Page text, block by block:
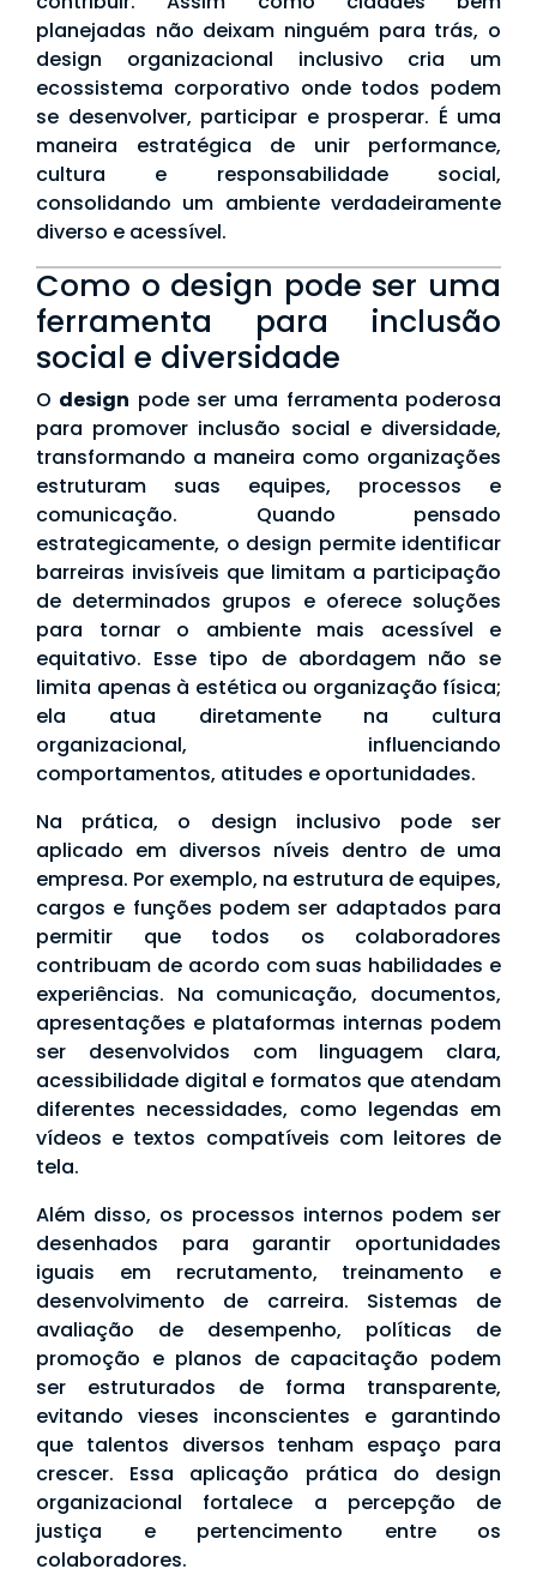
planejadas não deixam ninguém para trás, o
design organizacional inclusivo cria um
ecossistema corporativo onde todos podem
se desenvolver, participar e prosperar. É uma
maneira estratégica de unir performance,
cultura e responsabilidade social,
consolidando um ambiente verdadeiramente
diverso e acessível.
Como o design pode ser uma
ferramenta para inclusão
social e diversidade
O design pode ser uma ferramenta poderosa
para promover inclusão social e diversidade,
transformando a maneira como organizações
estruturam suas equipes, processos e
comunicação. Quando pensado
estrategicamente, o design permite identificar
barreiras invisíveis que limitam a participação
de determinados grupos e oferece soluções
para tornar o ambiente mais acessível e
equitativo. Esse tipo de abordagem não se
limita apenas à estética ou organização física;
ela atua diretamente na cultura
organizacional, influenciando
comportamentos, atitudes e oportunidades.
Na prática, o design inclusivo pode ser
aplicado em diversos níveis dentro de uma
empresa. Por exemplo, na estrutura de equipes,
cargos e funções podem ser adaptados para
permitir que todos os colaboradores
contribuam de acordo com suas habilidades e
experiências. Na comunicação, documentos,
apresentações e plataformas internas podem
ser desenvolvidos com linguagem clara,
acessibilidade digital e formatos que atendam
diferentes necessidades, como legendas em
vídeos e textos compatíveis com leitores de
tela.
Além disso, os processos internos podem ser
desenhados para garantir oportunidades
iguais em recrutamento, treinamento e
desenvolvimento de carreira. Sistemas de
avaliação de desempenho, políticas de
promoção e planos de capacitação podem
ser estruturados de forma transparente,
evitando vieses inconscientes e garantindo
que talentos diversos tenham espaço para
crescer. Essa aplicação prática do design
organizacional fortalece a percepção de
justiça e pertencimento entre os
colaboradores.